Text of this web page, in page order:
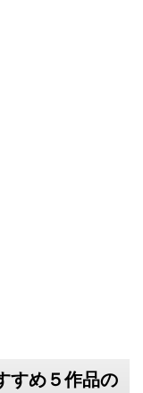
すめ５作品の